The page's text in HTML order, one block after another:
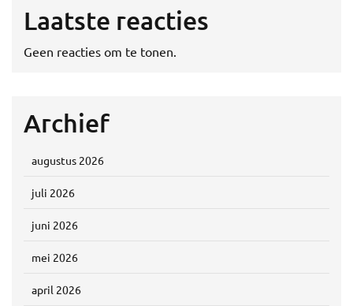
Laatste reacties
Geen reacties om te tonen.
Archief
augustus 2026
juli 2026
juni 2026
mei 2026
april 2026